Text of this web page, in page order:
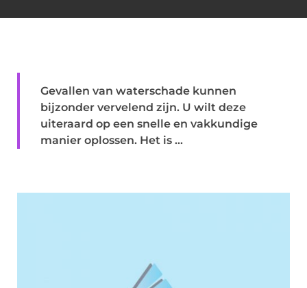
Gevallen van waterschade kunnen
bijzonder vervelend zijn. U wilt deze
uiteraard op een snelle en vakkundige
manier oplossen. Het is ...